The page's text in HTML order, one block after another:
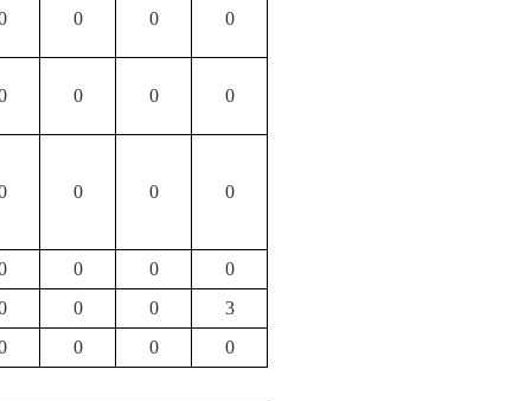
0 0 0
0 0 0
0 0 0
0 0
0
0 0
3
0 0 0